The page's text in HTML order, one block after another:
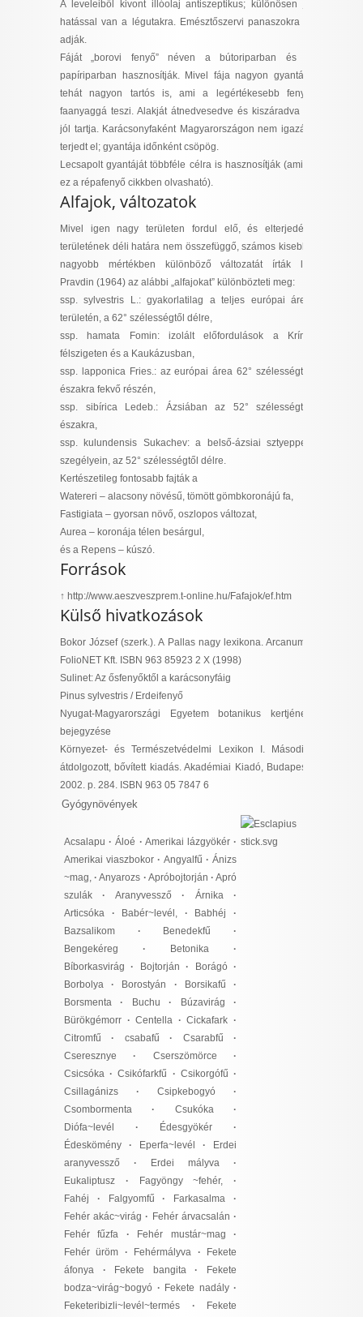
A leveleiből kivont illóolaj antiszeptikus; különösen jó
hatással van a légutakra. Emésztőszervi panaszokra is
adják.
Fáját „borovi fenyő” néven a bútoriparban és a
papíriparban hasznosítják. Mivel fája nagyon gyantás,
tehát nagyon tartós is, ami a legértékesebb fenyő
faanyaggá teszi. Alakját átnedvesedve és kiszáradva is
jól tartja. Karácsonyfaként Magyarországon nem igazán
terjedt el; gyantája időnként csöpög.
Lecsapolt gyantáját többféle célra is hasznosítják (amint
ez a répafenyő cikkben olvasható).
Alfajok, változatok
Mivel igen nagy területen fordul elő, és elterjedési
területének déli határa nem összefüggő, számos kisebb-
nagyobb mértékben különböző változatát írták le.
Pravdin (1964) az alábbi „alfajokat” különbözteti meg:
ssp. sylvestris L.: gyakorlatilag a teljes európai área
területén, a 62° szélességtől délre,
ssp. hamata Fomin: izolált előfordulások a Krím-
félszigeten és a Kaukázusban,
ssp. lapponica Fries.: az európai área 62° szélességtől
északra fekvő részén,
ssp. sibírica Ledeb.: Ázsiában az 52° szélességtől
északra,
ssp. kulundensis Sukachev: a belső-ázsiai sztyeppek
szegélyein, az 52° szélességtől délre.
Kertészetileg fontosabb fajták a
Watereri – alacsony növésű, tömött gömbkoronájú fa,
Fastigiata – gyorsan növő, oszlopos változat,
Aurea – koronája télen besárgul,
és a Repens – kúszó.
Források
↑ http://www.aeszveszprem.t-online.hu/Fafajok/ef.htm
Külső hivatkozások
Bokor József (szerk.).A Pallas nagy lexikona. Arcanum :
FolioNET Kft. ISBN 963 85923 2 X (1998)
Sulinet: Az ősfenyőktől a karácsonyfáig
Pinus sylvestris / Erdeifenyő
Nyugat-Magyarországi Egyetem botanikus kertjének
bejegyzése
Környezet- és Természetvédelmi Lexikon I. Második,
átdolgozott, bővített kiadás. Akadémiai Kiadó, Budapest,
2002. p. 284. ISBN 963 05 7847 6
Gyógynövények
Acsalapu · Áloé · Amerikai lázgyökér·
Amerikai viaszbokor · Angyalfű · Ánizs
~mag, · Anyarozs · Apróbojtorján · Apró
szulák · Aranyvessző · Árnika·
Articsóka · Babér~levél, · Babhéj
·
Bazsalikom · Benedekfű ·
Bengekéreg · Betonika ·
Bíborkasvirág · Bojtorján · Borágó·
Borbolya · Borostyán · Borsikafű ·
Borsmenta · Buchu · Búzavirág ·
Bürökgémorr · Centella · Cickafark ·
Citromfű · csabafű · Csarabfű ·
Cseresznye · Cserszömörce ·
Csicsóka · Csikófarkfű · Csikorgófű ·
Csillagánizs · Csipkebogyó ·
Csombormenta · Csukóka·
Diófa~levél
· Édesgyökér ·
Édeskömény · Eperfa~levél · Erdei
aranyvessző · Erdei mályva ·
Eukaliptusz · Fagyöngy ~fehér, ·
Fahéj · Falgyomfű · Farkasalma ·
Fehér akác~virág · Fehér árvacsalán ·
Fehér fűzfa · Fehér mustár~mag ·
Fehér üröm · Fehérmályva · Fekete
áfonya · Fekete bangita·
Fekete
bodza~virág~bogyó · Fekete nadály·
Feketeribizli~levél~termés · Fekete